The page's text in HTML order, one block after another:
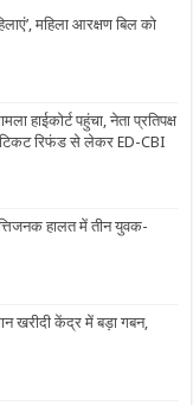
महिला आरक्षण बिल को
हाईकोर्ट पहुंचा, नेता प्रतिपक्ष
टिकट रिफंड से लेकर ED-CBI
हालत में तीन युवक-
खरीदी केंद्र में बड़ा गबन,